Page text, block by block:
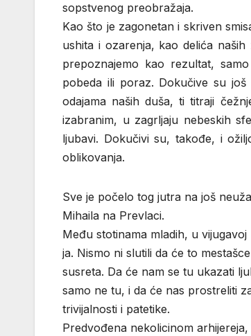
sopstvenog preobražaja.
Kao što je zagonetan i skriven
ushita i ozarenja, kao delića
prepoznajemo kao rezultat,
pobeda ili poraz. Dokučive su još
odajama naših duša, ti titraji
izabranim, u zagrljaju nebeskih
ljubavi. Dokučivi su, takođe, i
oblikovanja.
Sve je počelo tog jutra na još
Mihaila na Prevlaci.
Među stotinama mladih, u
ja. Nismo ni slutili da će to
susreta. Da će nam se tu ukazati
samo ne tu, i da će nas prostreliti
trivijalnosti i patetike.
Predvođena nekolicinom